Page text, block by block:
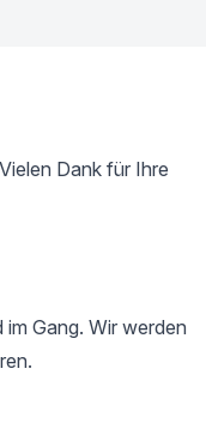
Dank für Ihre
Gang. Wir werden